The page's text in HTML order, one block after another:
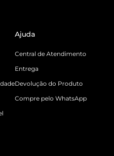
Ajuda
Central de Atendimento
Entrega
Devolução do Produto
Compre pelo WhatsApp